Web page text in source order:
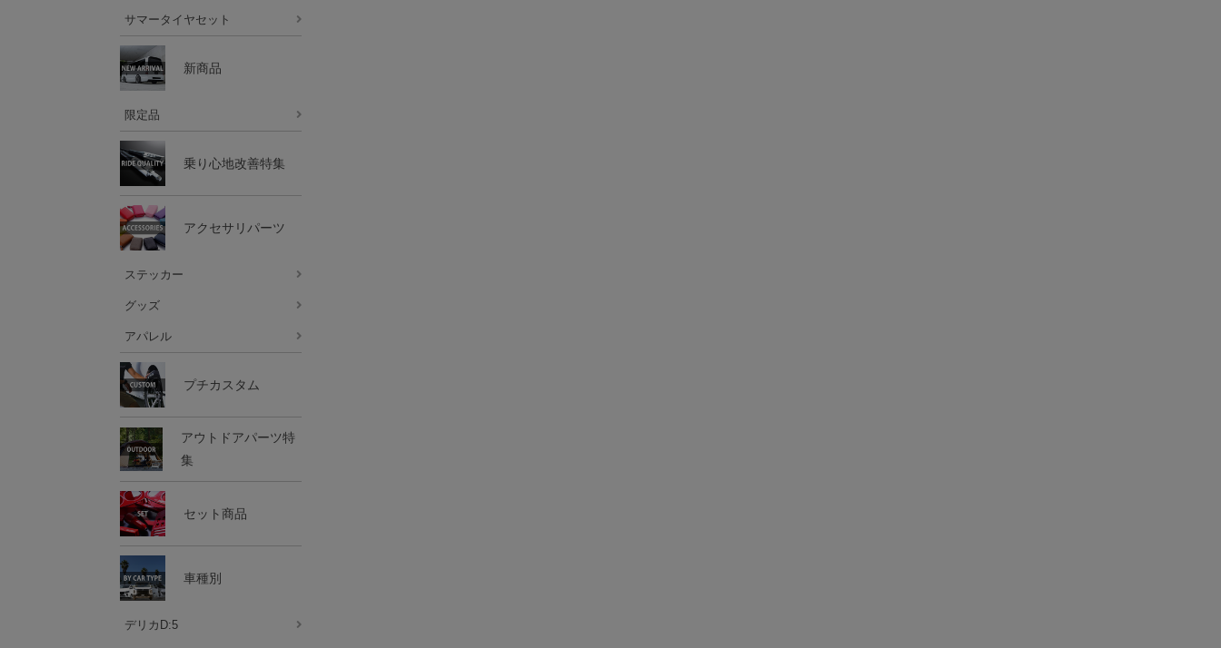
サマータイヤセット
新商品
限定品
乗り心地改善特集
アクセサリパーツ
ステッカー
グッズ
アパレル
プチカスタム
アウトドアパーツ特
集
セット商品
車種別
デリカD:5